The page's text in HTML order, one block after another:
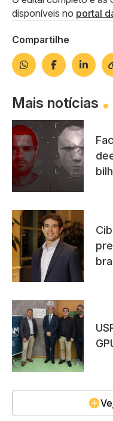
disponíveis no portal
Compartilhe
Mais notícias